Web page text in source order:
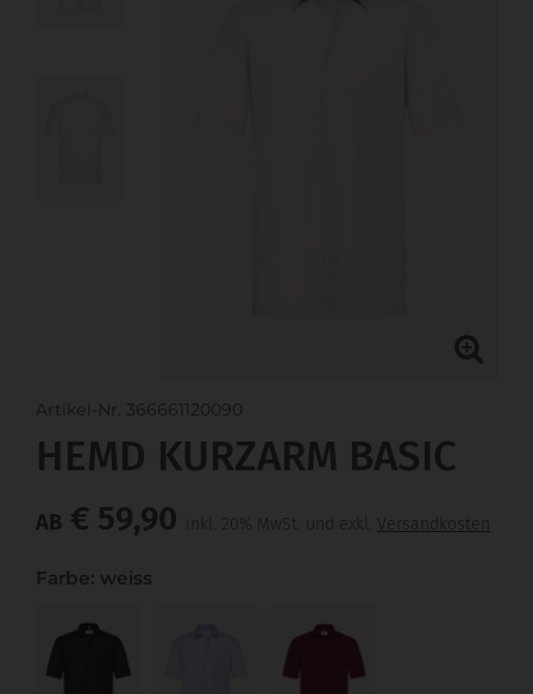
Artikel-Nr. 366661120090
HEMD KURZARM BASIC
AB € 59,90 inkl. 20% MwSt. und exkl. Versandkosten
Farbe: weiss